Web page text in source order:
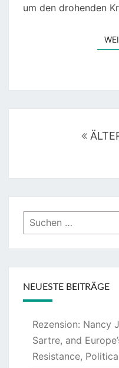
um den drohenden
Suchen
nach:
NEUESTE BEITRÄGE
Rezension: Nancy
Sartre, and
Resistance,